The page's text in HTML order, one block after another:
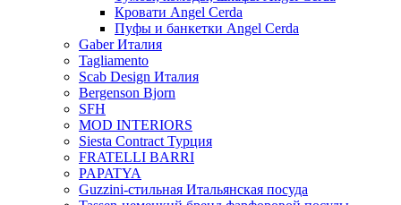
Кровати Angel Cerda
Пуфы и банкетки Angel Cerda
Gaber Италия
Tagliamento
Scab Design Италия
Bergenson Bjorn
SFH
MOD INTERIORS
Siesta Contract Турция
FRATELLI BARRI
PAPATYA
Guzzini-стильная Итальянская посуда